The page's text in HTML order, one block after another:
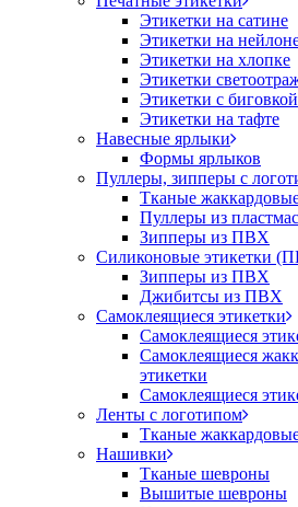
Этикетки на сатине
Этикетки на
Этикетки на хлопке
Этикетки
Этикетки с биговкой
Этикетки на тафте
Навесные ярлыки
Формы ярлыков
Пуллеры, зипперы с
Тканые
Пуллеры из
Зипперы из ПВХ
Силиконовые этикетки
Зипперы из ПВХ
Джибитсы из ПВХ
Самоклеящиеся этикетки
Самоклеящиеся
Самоклеящиеся
этикетки
Самоклеящиеся
Ленты с логотипом
Тканые
Нашивки
Тканые шевроны
Вышитые шевроны